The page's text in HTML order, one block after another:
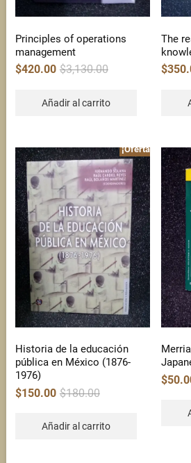
Principles of operations
management
$3,130.00Original
$420.00
Current
Añadir al carrito
The
$
¡Oferta!
Historia de la educación
pública en México (1876-
1976)
$180.00Original
price
$150.00
Current
price
Añadir al carrito
$